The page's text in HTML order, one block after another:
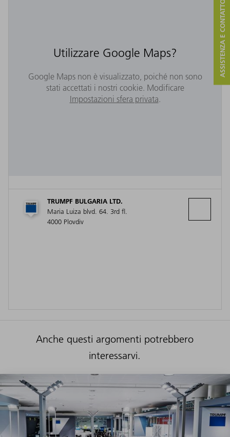
Utilizzare Google Maps?
Google Maps non è visualizzato, poiché non sono
stati accettati i nostri cookie. Modificare
Impostazioni sfera privata.
TRUMPF BULGARIA LTD.
Maria Luiza blvd. 64. 3rd fl.
4000 Plovdiv
Anche questi argomenti potrebbero
interessarvi.
ASSISTENZA E CONTATTO